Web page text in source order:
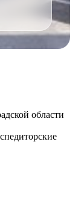
области